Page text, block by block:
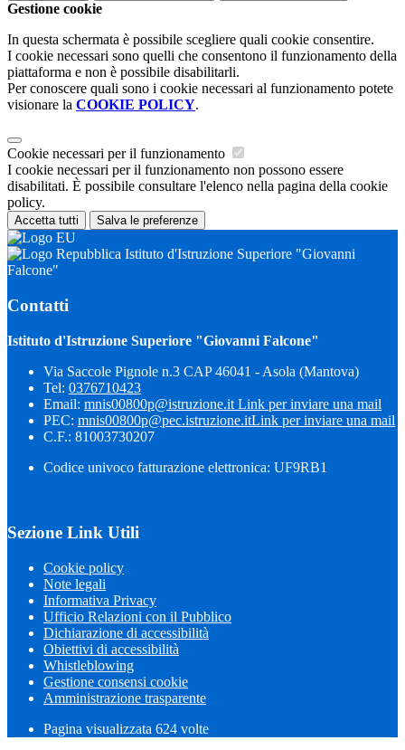
Gestione cookie
In questa schermata è possibile scegliere quali cookie consentire.
I cookie necessari sono quelli che consentono il funzionamento della
piattaforma e non è possibile disabilitarli.
Per conoscere quali sono i cookie necessari al funzionamento potete
visionare la COOKIE POLICY.
Cookie necessari per il funzionamento
I cookie necessari per il funzionamento non possono essere
disabilitati. È possibile consultare l'elenco nella pagina della cookie
policy.
Accetta tutti Salva le preferenze
Istituto d'Istruzione Superiore "Giovanni
Falcone"
Contatti
Istituto d'Istruzione Superiore "Giovanni Falcone"
Via Saccole Pignole n.3 CAP 46041 - Asola (Mantova)
Tel: 0376710423
Email: mnis00800p@istruzione.it Link per inviare una mail
PEC: mnis00800p@pec.istruzione.itLink per inviare una mail
C.F.: 81003730207
Codice univoco fatturazione elettronica: UF9RB1
Sezione Link Utili
Cookie policy
Note legali
Informativa Privacy
Ufficio Relazioni con il Pubblico
Dichiarazione di accessibilità
Obiettivi di accessibilità
Whistleblowing
Gestione consensi cookie
Amministrazione trasparente
Pagina visualizzata 624 volte